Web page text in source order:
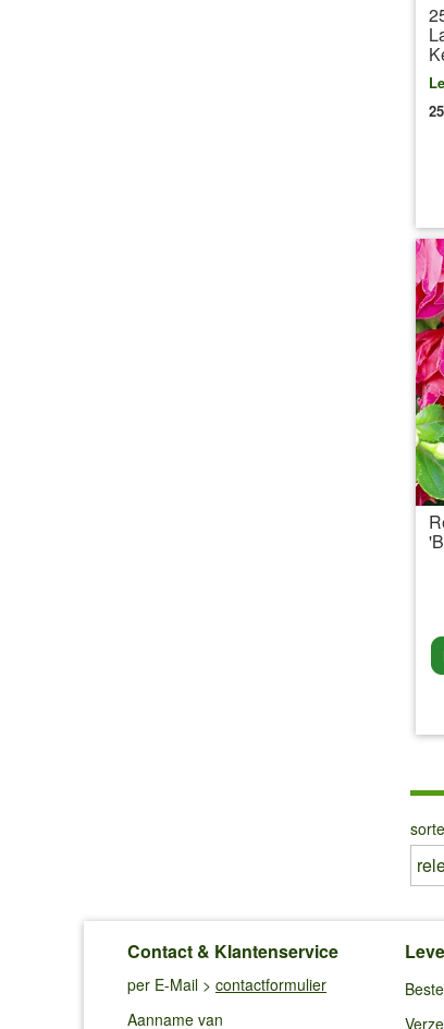
Contact & Klantenservice
per E-Mail > contactformulier
Aanname van